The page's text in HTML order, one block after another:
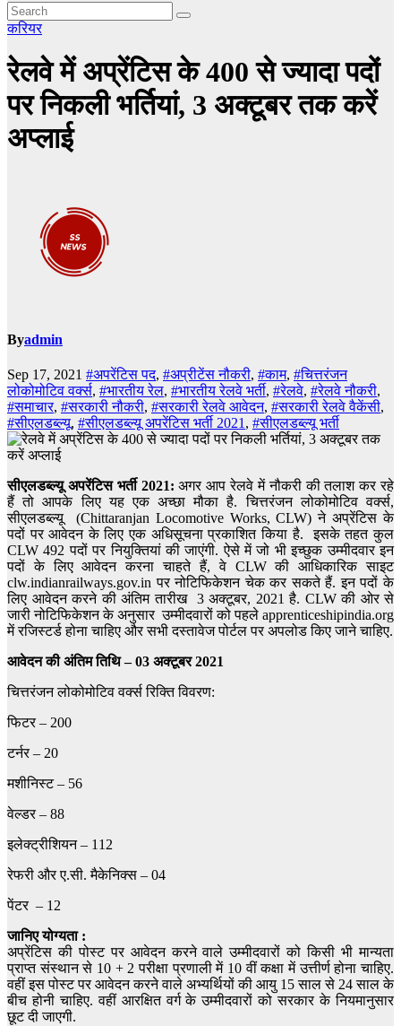
करियर
रेलवे में अप्रेंटिस के 400 से ज्यादा पदों
पर निकली भर्तियां, 3 अक्टूबर तक करें
अप्लाई
Byadmin
Sep 17, 2021 #अपरेंटिस पद, #अप्रीटेंस नौकरी, #काम, #चित्तरंजन
लोकोमोटिव वर्क्स, #भारतीय रेल, #भारतीय रेलवे भर्ती, #रेलवे, #रेलवे नौकरी,
#समाचार, #सरकारी नौकरी, #सरकारी रेलवे आवेदन, #सरकारी रेलवे वैकेंसी,
#सीएलडब्ल्यू, #सीएलडब्ल्यू अपरेंटिस भर्ती 2021, #सीएलडब्ल्यू भर्ती
सीएलडब्ल्यू अपरेंटिस भर्ती 2021: अगर आप रेलवे में नौकरी की तलाश कर रहे
हैं तो आपके लिएयह एक अच्छा मौका है. चित्तरंजन लोकोमोटिव वर्क्स,
सीएलडब्ल्यू (Chittaranjan Locomotive Works, CLW) ने अप्रेंटिस के
पदों पर आवेदन के लिए एक अधिसूचना प्रकाशित किया है. इसके तहत कुल
CLW 492 पदों पर नियुक्तियां की जाएंगी. ऐसे में जो भी इच्छुक उम्मीदवार इन
पदों के लिए आवेदन करना चाहते हैं, वे CLW की आधिकारिक साइट
clw.indianrailways.gov.in पर नोटिफिकेशन चेक कर सकते हैं. इन पदों के
लिए आवेदन करने की अंतिम तारीख 3 अक्टूबर, 2021 है. CLW की ओर से
जारी नोटिफिकेशन के अनुसार उम्मीदवारों को पहले apprenticeshipindia.org
में रजिस्टर्ड होना चाहिए और सभी दस्तावेज पोर्टल पर अपलोड किए जाने चाहिए.
आवेदन की अंतिम तिथि – 03 अक्टूबर 2021
चित्तरंजन लोकोमोटिव वर्क्स रिक्ति विवरण:
फिटर – 200
टर्नर – 20
मशीनिस्ट – 56
वेल्डर – 88
इलेक्ट्रीशियन – 112
रेफरी और ए.सी. मैकेनिक्स – 04
पेंटर – 12
जानिए योग्यता :
अप्रेंटिस की पोस्ट पर आवेदन करने वाले उम्मीदवारों को किसी भी मान्यता
प्राप्त संस्थान से 10 + 2 परीक्षा प्रणाली में 10 वीं कक्षा में उत्तीर्ण होना चाहिए.
वहीं इस पोस्ट पर आवेदन करने वाले अभ्यर्थियों की आयु 15 साल से 24 साल के
बीच होनी चाहिए. वहीं आरक्षित वर्ग के उम्मीदवारों को सरकार के नियमानुसार
छूट दी जाएगी.